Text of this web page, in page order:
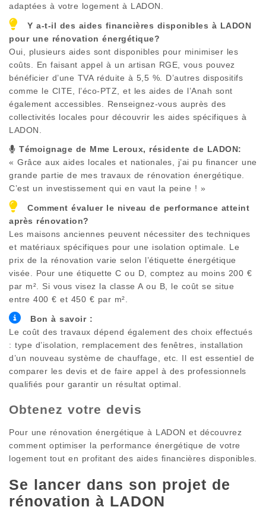
adaptées à votre logement à LADON
Y a-t-il des aides financières disponibles à LADON
pour une rénovation énergétique?
Oui, plusieurs aides sont disponibles pour minimiser les
coûts. En faisant appel à un artisan RGE, vous pouvez
bénéficier d’une TVA réduite à 5,5 %. D’autres dispositifs
comme le CITE, l’éco-PTZ, et les aides de l’Anah sont
également accessibles. Renseignez-vous auprès des
collectivités locales pour découvrir les aides spécifiques à
LADON
Témoignage de Mme Leroux, résidente de LADON:
« Grâce aux aides locales et nationales, j’ai pu financer une
grande partie de mes travaux de rénovation énergétique.
C’est un investissement qui en vaut la peine ! »
Comment évaluer le niveau de performance atteint
après rénovation?
Les maisons anciennes peuvent nécessiter des techniques
et matériaux spécifiques pour une isolation optimale. Le
prix de la rénovation varie selon l’étiquette énergétique
visée. Pour une étiquette C ou D, comptez au moins 200 €
par m². Si vous visez la classe A ou B, le coût se situe
entre 400 € et 450 € par m².
Bon à savoir :
Le coût des travaux dépend également des choix effectués
: type d’isolation, remplacement des fenêtres, installation
d’un nouveau système de chauffage, etc. Il est essentiel de
comparer les devis et de faire appel à des professionnels
qualifiés pour garantir un résultat optimal.
Obtenez votre devis
Pour une rénovation énergétique à LADON et découvrez
comment optimiser la performance énergétique de votre
logement tout en profitant des aides financières disponibles.
Se lancer dans son projet de
rénovation à LADON